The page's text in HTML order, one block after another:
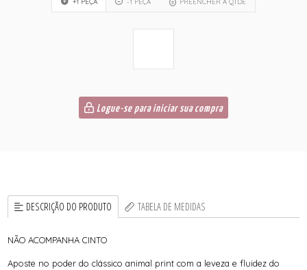
Logue-se para iniciar sua compra
DESCRIÇÃO DO PRODUTO TABELA DE MEDIDAS
NÃO ACOMPANHA CINTO
Aposte no poder do clássico animal print com a leveza e fluidez do